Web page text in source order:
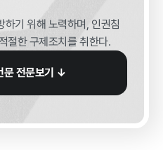
먹거리동향
기 위해 노력하며, 인권침
절한 구제조치를 취한다.
문 전문보기 ↓